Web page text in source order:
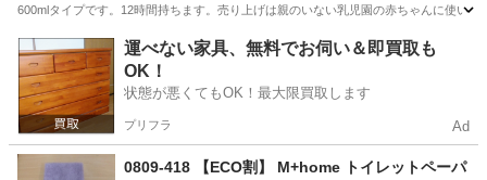
600mlタイプです。12時間持ちます。売り上げは親のいない乳児園の赤ちゃんに使いま
神奈川 厚木市 家庭用品 魔法瓶
運べない家具、無料でお伺い＆即買取も
OK！
状態が悪くてもOK！最大限買取します
プリフラ Ad
0809-418 【ECO割】 M+home トイレットペーパ